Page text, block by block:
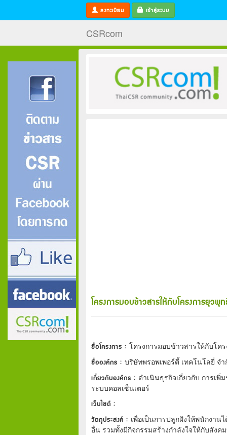
ลงทะเบียน เข้าสู่ระบบ
CSRcom
โครงการมอบข้าวสารให้กับโครงการยุว
ชื่อโครงการ : โครงการมอบข้าวสารให้กับโค
ชื่อองค์กร : บริษัทพรอพเพอร์ตี้ เทคโนโลยี่ จำ
เกี่ยวกับองค์กร : ดำเนินธุรกิจเกี่ยวกับ การเ
ระบบคอลเซ็นเตอร์
เว็บไซต์ :
วัตถุประสงค์ : เพื่อเป็นการปลูกฝังให้พนักงา
อื่น รวมทั้งมีกิจกรรมสร้างกำลังใจให้กับสัง